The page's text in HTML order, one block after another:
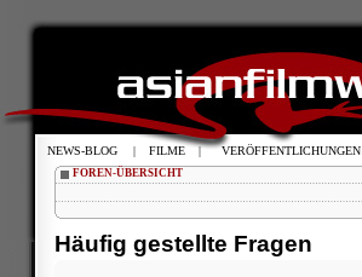
FOREN-ÜBERSICHT
Häufig gestellte Fragen
NEWS-BLOG | FILME | VERÖFFENTLICHUNGEN